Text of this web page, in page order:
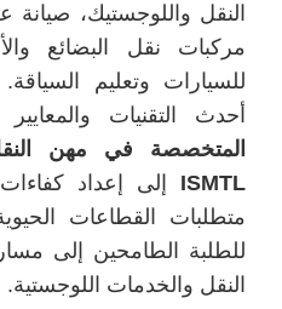
النقل واللوجستيك، صيانة
مركبات نقل البضائع
للسيارات وتعليم
أحدث التقنيات
المتخصصة في مهن
ISMTL إلى إعداد
متطلبات القطاعات
للطلبة الطامحين إلى
النقل والخدمات اللوجستية.